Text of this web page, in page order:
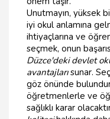
Unutmayın, yüksek
iyi okul anlamına
ihtiyaçlarına ve
seçmek, onun
Düzce'deki devlet
avantajlarısunar.
göz önünde
öğretmenlerle ve
sağlıklı karar